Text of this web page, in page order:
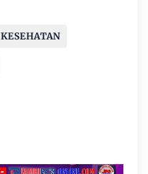
KESEHATAN